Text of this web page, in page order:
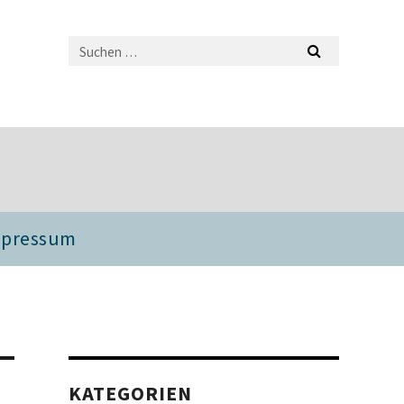
KATEGORIEN